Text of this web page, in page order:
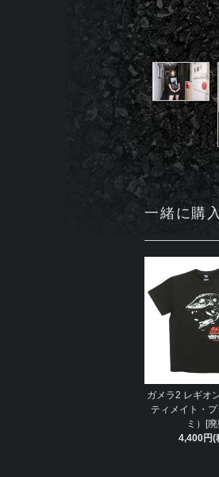
一緒に購
ガメラ2 レギオ
ティメイト・
ミ）[
4,400円(